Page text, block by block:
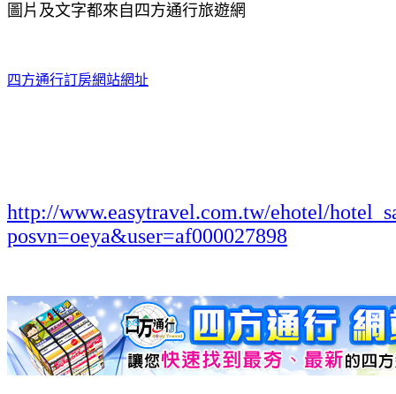
圖片及文字都來自四方通行旅遊網
四方通行訂房網站網址
http://www.easytravel.com.tw/ehotel/
posvn=oeya&user=af000027898